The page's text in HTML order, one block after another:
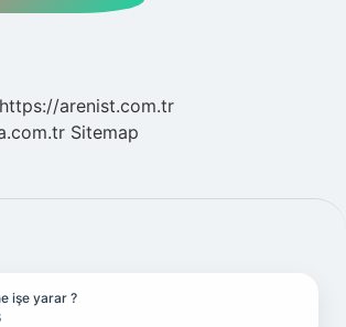
https://arenist.com.tr
Sitemap
işe yarar ?